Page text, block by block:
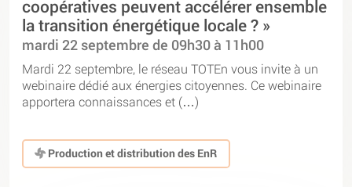
coopératives peuvent accélérer ensemble
la transition énergétique locale ? »
mardi 22 septembre de 09h30 à 11h00
Mardi 22 septembre, le réseau TOTEn vous invite à un
webinaire dédié aux énergies citoyennes. Ce webinaire
apportera connaissances et (…)
Production et distribution des EnR